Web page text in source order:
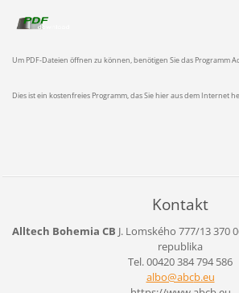
Um PDF-Dateien öffnen zu können, benötigen Sie das Programm
Dies ist ein kostenfreies Programm, das Sie hier aus dem Internet
Kontakt
Alltech Bohemia CB J. Lomského 777/13370
republika
Tel. 00420 384 794 586
albo@abcb.eu